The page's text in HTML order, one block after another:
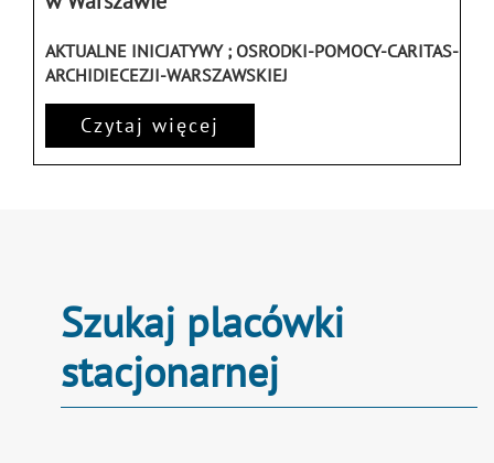
AKTUALNE INICJATYWY ; OSRODKI-POMOCY-CARITAS-
ARCHIDIECEZJI-WARSZAWSKIEJ
Czytaj więcej
Szukaj placówki
stacjonarnej